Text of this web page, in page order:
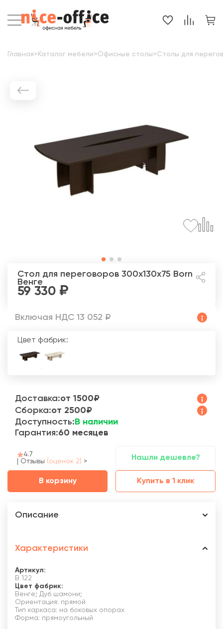
Главная> Каталог мебели>Офисные столы>Столы для
Стол для переговоров 300x130x75 Born
Венге
59 330
Включая НДС 13 052 ₽
Цвет фабрик:
Доставка:от 1500₽
Сборка:от 2500₽
Доступность: В наличии
Гарантия:60 месяцев
4.7
Отзывы (оценок 2) > Нашли дешевле?
В корзину Купить в 1 клик
Описание
Характеристики
Артикул:
В 122
Цвет фабрик:
Венге; Дуб шамони;
Ориентация: прямой
Тип каркаса: на боковых опорах
Форма: прямоугольный